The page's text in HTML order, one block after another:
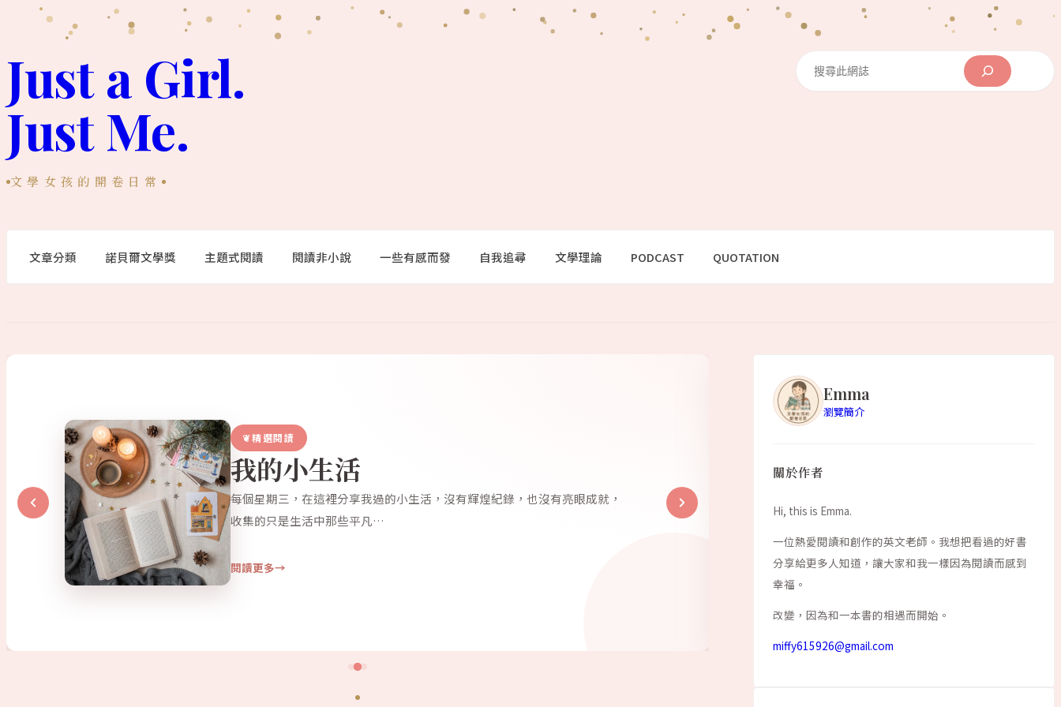
要
內
容
Just a Girl.
Just Me.
文學女孩的開卷日常
Search
文章分類 諾貝爾文學獎 主題式閱讀 閱讀非小說 一些有感而發 自我追尋 文學理論 PODCAST QUOTATION
精選閱讀
我的小生活
每個星期三，在這裡分享我過的小生活，沒有輝煌紀錄，也沒有亮眼成就，
收集的只是生活中那些平凡…
閱讀更多
閱讀更多
Emma
瀏覽簡介
關於作者
Hi, this is Emma.
一位熱愛閱讀和創作的英文老師。我想把看過的好書
分享給更多人知道，讓大家和我一樣因為閱讀而感到
幸福。
改變，因為和一本書的相遇而開始。
miffy615926@gmail.com